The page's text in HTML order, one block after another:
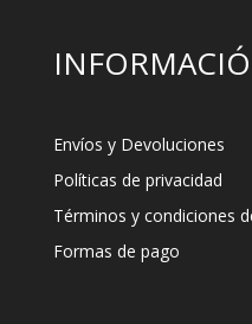
Envíos y Devoluciones
Políticas de privacidad
Términos y condiciones
Formas de pago